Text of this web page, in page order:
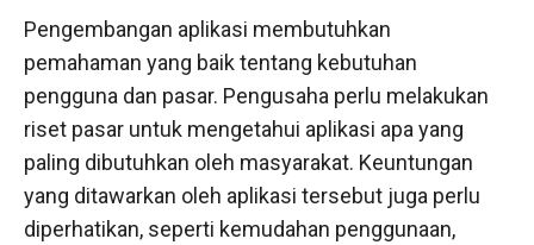
Pengembangan aplikasi membutuhkan
pemahaman yang baik tentang kebutuhan
pengguna dan pasar. Pengusaha perlu melakukan
riset pasar untuk mengetahui aplikasi apa yang
paling dibutuhkan oleh masyarakat. Keuntungan
yang ditawarkan oleh aplikasi tersebut juga perlu
diperhatikan, seperti kemudahan penggunaan,